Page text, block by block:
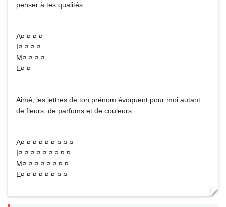
penser à tes qualités :
A¤ ¤ ¤ ¤
I¤ ¤ ¤ ¤
M¤ ¤ ¤ ¤
E¤ ¤
Aimé, les lettres de ton prénom évoquent pour moi autant
de fleurs, de parfums et de couleurs :
A¤ ¤ ¤ ¤ ¤ ¤ ¤ ¤ ¤
I¤ ¤ ¤ ¤ ¤ ¤ ¤ ¤ ¤
M¤ ¤ ¤ ¤ ¤ ¤ ¤ ¤
E¤ ¤ ¤ ¤ ¤ ¤ ¤ ¤